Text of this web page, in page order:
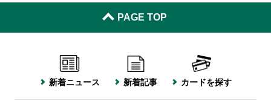
PAGE TOP
新着ニュース 新着記事 カードを探す